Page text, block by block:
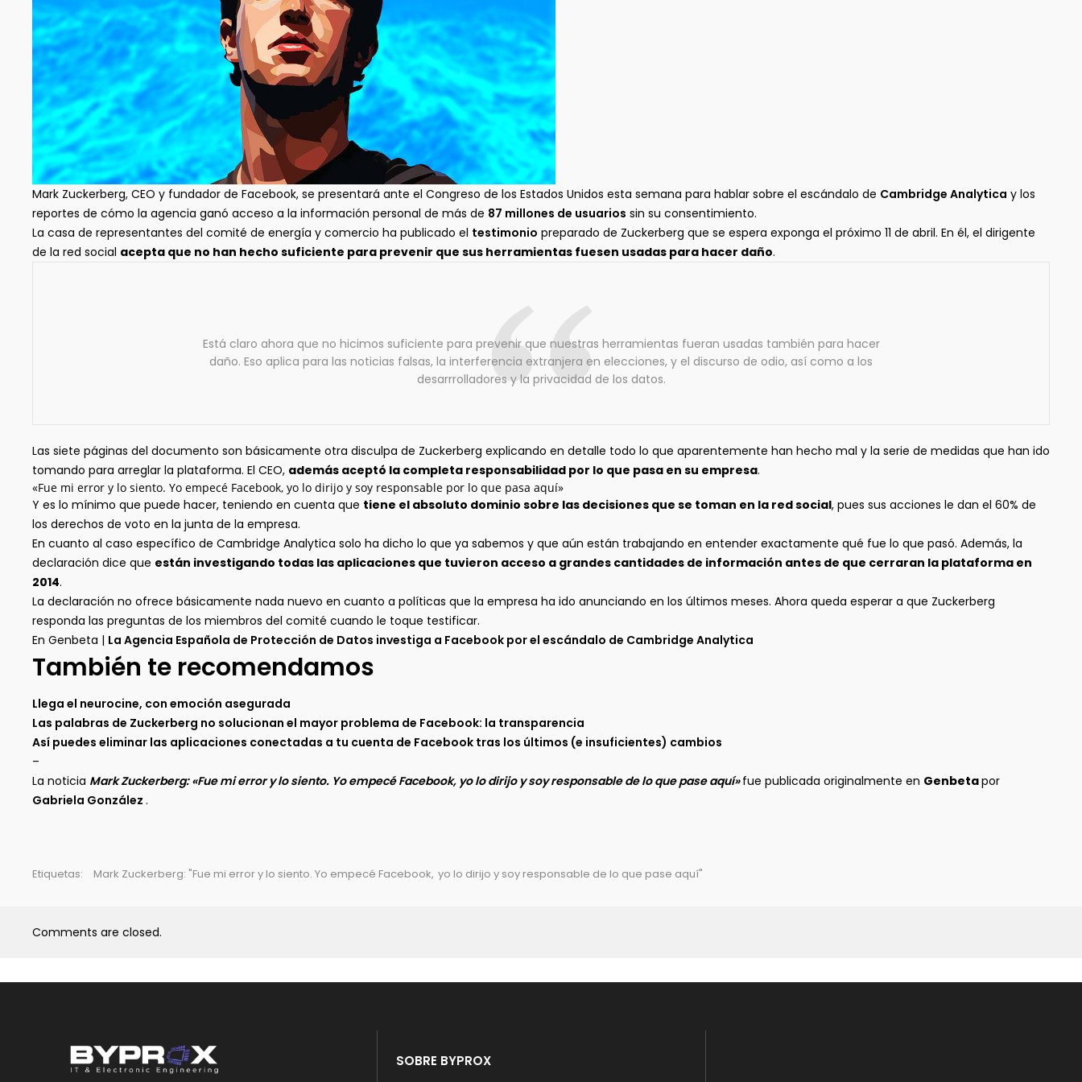
Mark Zuckerberg, CEO y fundador de Facebook, se presentará ante el Congreso de los Estados Unidos esta semana para hablar sobre el escándalo de Cambridge Analytica y los
reportes de cómo la agencia ganó acceso a la información personal de más de 87 millones de usuarios sin su consentimiento.
La casa de representantes del comité de energía y comercio ha publicado el testimonio preparado de Zuckerberg que se espera exponga el próximo 11 de abril. En él, el dirigente
de la red social acepta que no han hecho suficiente para prevenir que sus herramientas fuesen usadas para hacer daño.
Está claro ahora que no hicimos suficiente para prevenir que nuestras herramientas fueran usadas también para hacer
daño. Eso aplica para las noticias falsas, la interferencia extranjera en elecciones, y el discurso de odio, así como a los
desarrrolladores y la privacidad de los datos.
Las siete páginas del documento son básicamente otra disculpa de Zuckerberg explicando en detalle todo lo que aparentemente han hecho mal y la serie de medidas que han ido
tomando para arreglar la plataforma. El CEO, además aceptó la completa responsabilidad por lo que pasa en su empresa.
«Fue mi error y lo siento. Yo empecé Facebook, yo lo dirijo y soy responsable por lo que pasa aquí»
Y es lo mínimo que puede hacer, teniendo en cuenta que tiene el absoluto dominio sobre las decisiones que se toman en la red social, pues sus acciones le dan el 60% de
los derechos de voto en la junta de la empresa.
En cuanto al caso específico de Cambridge Analytica solo ha dicho lo que ya sabemos y que aún están trabajando en entender exactamente qué fue lo que pasó. Además, la
declaración dice que están investigando todas las aplicaciones que tuvieron acceso a grandes cantidades de información antes de que cerraran la plataforma en
2014.
La declaración no ofrece básicamente nada nuevo en cuanto a políticas que la empresa ha ido anunciando en los últimos meses. Ahora queda esperar a que Zuckerberg
responda las preguntas de los miembros del comité cuando le toque testificar.
En Genbeta | La Agencia Española de Protección de Datos investiga a Facebook por el escándalo de Cambridge Analytica
También te recomendamos
Llega el neurocine, con emoción asegurada
Las palabras de Zuckerberg no solucionan el mayor problema de Facebook: la transparencia
Así puedes eliminar las aplicaciones conectadas a tu cuenta de Facebook tras los últimos (e insuficientes) cambios
–
La noticia Mark Zuckerberg: «Fue mi error y lo siento. Yo empecé Facebook, yo lo dirijo y soy responsable de lo que pase aquí»fue publicada originalmente en Genbetapor
Gabriela González .
Etiquetas: Mark Zuckerberg: "Fue mi error y lo siento. Yo empecé Facebook, yo lo dirijo y soy responsable de lo que pase aquí"
Comments are closed.
SOBRE BYPROX